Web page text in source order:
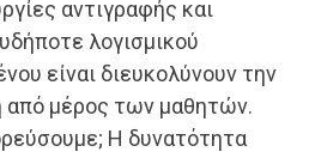
αντιγραφής και
λογισμικού
είναι διευκολύνουν την
από μέρος των μαθητών.
Η δυνατότητα